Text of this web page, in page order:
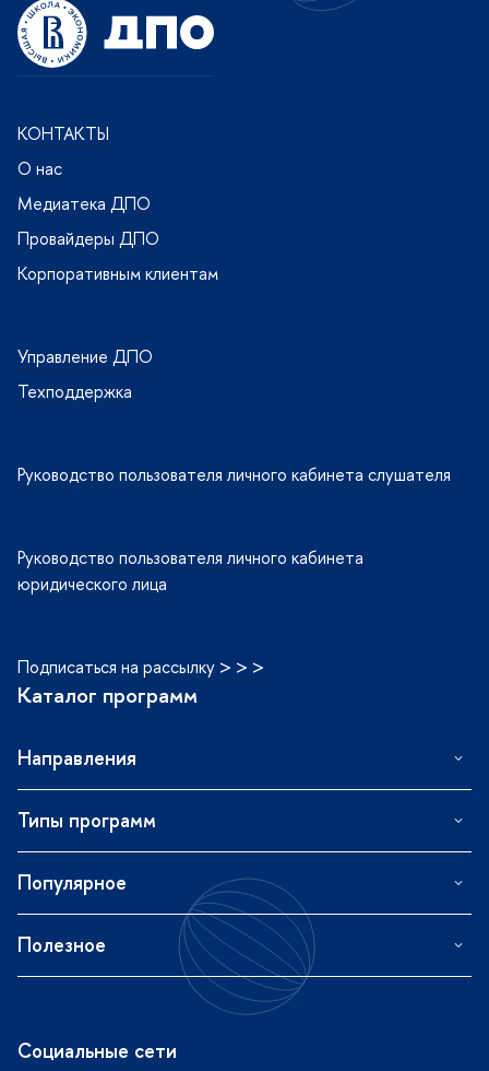
КОНТАКТЫ
О нас
Медиатека ДПО
Провайдеры ДПО
Корпоративным клиентам
Управление ДПО
Техподдержка
Руководство пользователя личного кабинета слушателя
Руководство пользователя личного кабинета
юридического лица
Подписаться на рассылку > > >
Каталог программ
Направления
Типы программ
Популярное
Полезное
Социальные сети